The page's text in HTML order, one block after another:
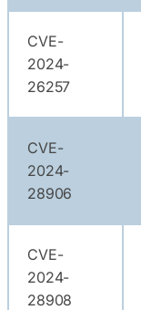
CVE-
2024-
26257
CVE-
2024-
28906
CVE-
2024-
28908